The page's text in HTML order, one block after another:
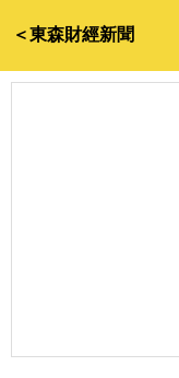
＜東森財經新聞